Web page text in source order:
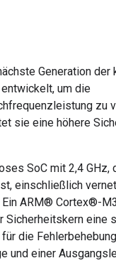
Generation der
um die
zu
sie eine höhere
SoC mit 2,4
einschließlich
ARM® Cortex®-
eine
die
und einer